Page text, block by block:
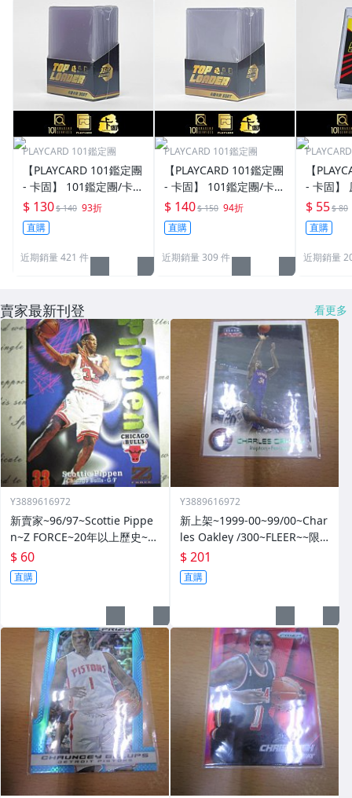
PLAYCARD 101鑑定團
【PLAYCARD 101鑑定團
- 卡固】 101鑑定團/卡固
原廠原裝 一般卡夾 / 塑
膠殼 尺寸：35pt
$ 130$ 140 93折
直購
近期銷量 421 件
PLAYCARD 101鑑定團
【PLAYCARD 101鑑定團
- 卡固】 101鑑定團/卡固
原廠原裝 一般卡夾 / 塑
膠殼 尺寸：55pt
$ 140$ 150 94折
直購
近期銷量 309 件
【
- 卡固】
卡夾 /
pt /
$ 55$ 80
直購
近期銷量
賣家最新刊登 看更多
Y3889616972
新賣家~96/97~Scottie Pippe
n~Z FORCE~20年以上歷史~無
限量~
$ 60
直購
Y3889616972
新上架~1999-00~99/00~Char
les Oakley /300~FLEER~~限
量/300~1060114-1
$ 201
直購